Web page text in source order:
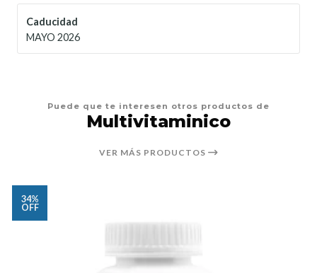
Caducidad
MAYO 2026
Puede que te interesen otros productos de
Multivitaminico
VER MÁS PRODUCTOS
34%
OFF